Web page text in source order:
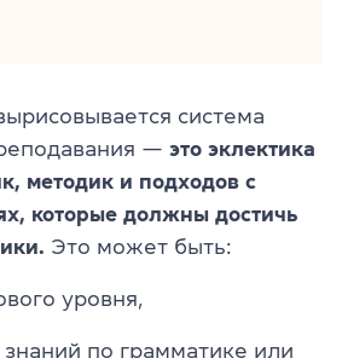
система
— это эклектика
методик и подходов с
которые должны достичь
Это может быть:
уровня,
знаний по грамматике или